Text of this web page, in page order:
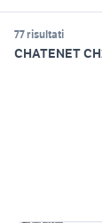
77 risultati
CHATENET